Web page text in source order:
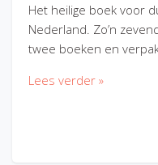
Het heilige boek voor
Nederland. Zo’n
twee boeken en
Lees verder »